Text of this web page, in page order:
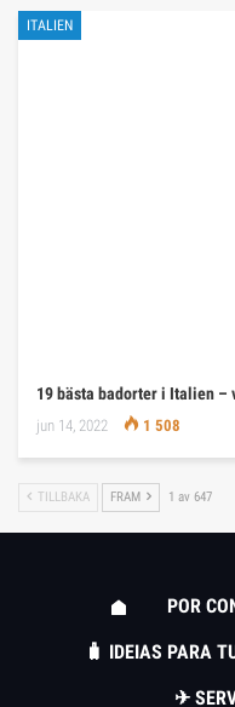
ITALIEN
19 bästa badorter i Italien
jun 14, 2022 1 508
TILLBAKA FRAM 1 av 647
POR
🧳 IDEIAS PARA
✈